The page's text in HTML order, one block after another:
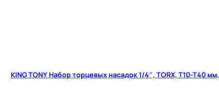
KING TONY Набор торцевых насадок 1/4″, TORX, Т10-Т40